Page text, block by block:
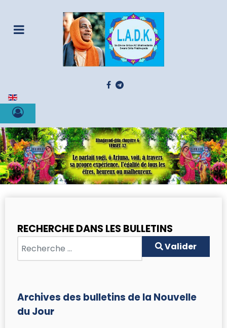
Sélectionnez votre langue
RECHERCHE DANS LES BULLETINS
Valider
Archives des bulletins de la Nouvelle
du Jour